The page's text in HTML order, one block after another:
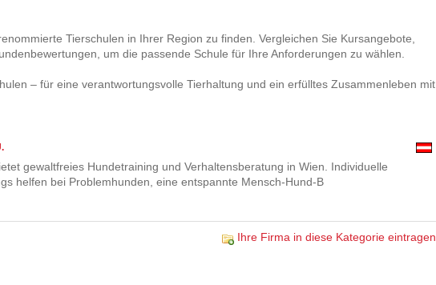
Tierschulen in Ihrer Region zu finden. Vergleichen Sie Kursangebote,
um die passende Schule für Ihre Anforderungen zu wählen.
– für eine verantwortungsvolle Tierhaltung und ein erfülltes Zusammenleben mit
gewaltfreies Hundetraining und Verhaltensberatung in Wien. Individuelle
helfen bei Problemhunden, eine entspannte Mensch-Hund-B
Ihre Firma in diese Kategorie eintragen